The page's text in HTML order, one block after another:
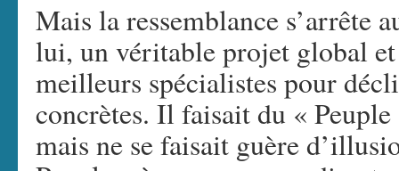
Mais la ressemblance s’arrête
lui, un véritable projet global et
meilleurs spécialistes pour
concrètes. Il faisait du «
mais ne se faisait guère